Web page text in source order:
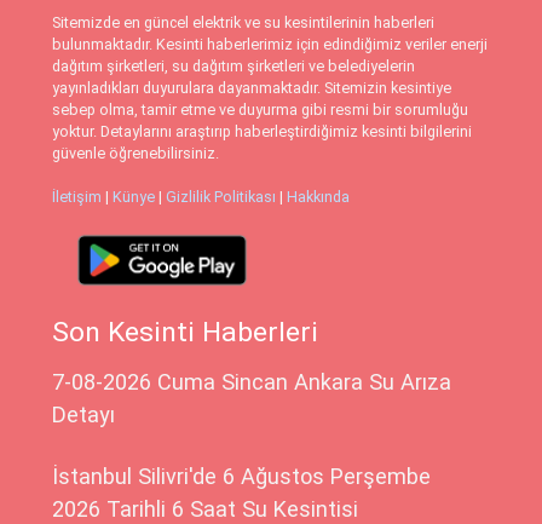
Sitemizde en güncel elektrik ve su kesintilerinin haberleri
bulunmaktadır. Kesinti haberlerimiz için edindiğimiz veriler enerji
dağıtım şirketleri, su dağıtım şirketleri ve belediyelerin
yayınladıkları duyurulara dayanmaktadır. Sitemizin kesintiye
sebep olma, tamir etme ve duyurma gibi resmi bir sorumluğu
yoktur. Detaylarını araştırıp haberleştirdiğimiz kesinti bilgilerini
güvenle öğrenebilirsiniz.
İletişim | Künye | Gizlilik Politikası | Hakkında
Son Kesinti Haberleri
7-08-2026 Cuma Sincan Ankara Su Arıza
Detayı
İstanbul Silivri'de 6 Ağustos Perşembe
2026 Tarihli 6 Saat Su Kesintisi